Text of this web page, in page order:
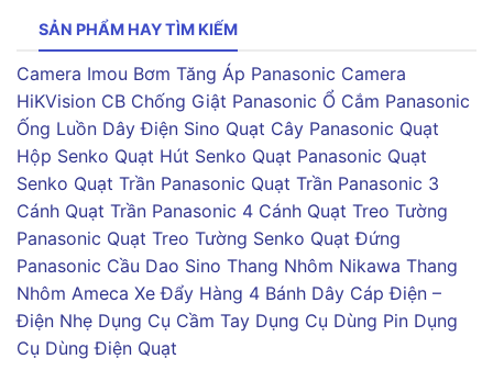
SẢN PHẨM HAY TÌM KIẾM
Camera Imou Bơm Tăng Áp Panasonic Camera
HiKVision CB Chống Giật Panasonic Ổ Cắm Panasonic
Ống Luồn Dây Điện Sino Quạt Cây Panasonic Quạt
Hộp Senko Quạt Hút Senko Quạt Panasonic Quạt
Senko Quạt Trần Panasonic Quạt Trần Panasonic 3
Cánh Quạt Trần Panasonic 4 Cánh Quạt Treo Tường
Panasonic Quạt Treo Tường Senko Quạt Đứng
Panasonic Cầu Dao Sino Thang Nhôm Nikawa Thang
Nhôm Ameca Xe Đẩy Hàng 4 Bánh Dây Cáp Điện –
Điện Nhẹ Dụng Cụ Cầm Tay Dụng Cụ Dùng Pin Dụng
Cụ Dùng Điện Quạt